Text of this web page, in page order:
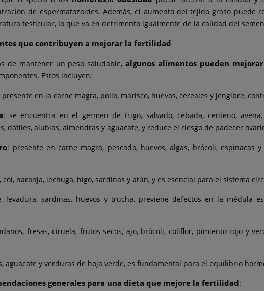
de espermatozoides. Además, el aumento del tejido graso puede
testicular, lo que va en detrimento igualmente de la calidad del
que contribuyen a mejorar la fertilidad
de mantener un peso saludable,algunos alimentos pueden
Estos incluyen:
presente en la carne magra, pollo, marisco, huevos, cereales y jengibre,
: se encuentra en el germen de trigo, salvado, cebada, centeno, avena,
dátiles, alubias, almendras y aguacate, y reduce el riesgo de padecer
: presente en carne magra, pescado, huevos, algas, brócoli, espinacas
naranja, lechuga, higo, sardinas y atún, y es esencial para el sistema
levadura, sardinas, huevos y trucha, previene defectos en la médula
fresas, ciruela, frutos secos, ajo, brócoli, coliflor, pimiento rojo y
aguacate y verduras de hoja verde, es fundamental para el equilibrio
generales para una dieta que mejore la fertilidad: